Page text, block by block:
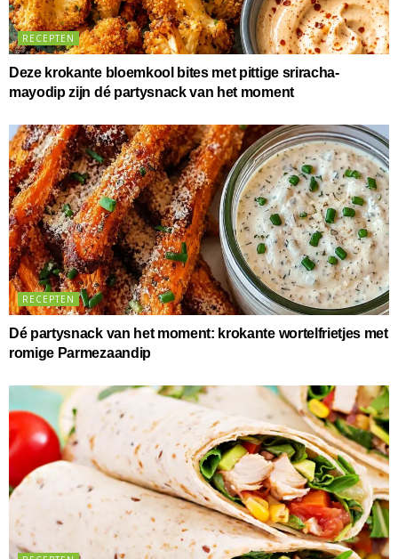
RECEPTEN
Deze krokante bloemkool bites met pittige sriracha-
mayodip zijn dé partysnack van het moment
RECEPTEN
Dé partysnack van het moment: krokante wortelfrietjes met
romige Parmezaandip